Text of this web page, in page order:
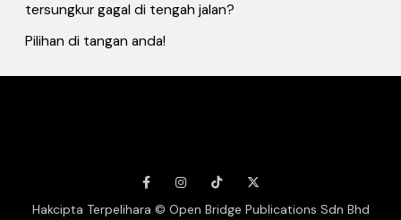
tersungkur gagal di tengah jalan?
Pilihan di tangan anda!
Hakcipta Terpelihara © Open Bridge Publications Sdn Bhd